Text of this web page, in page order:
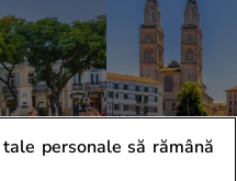
personale să rămână